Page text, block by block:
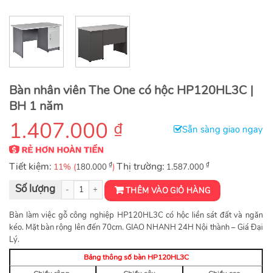
Bàn nhân viên The One có hộc HP120HL3C |
BH 1 năm
1.407.000 ₫ Sẵn sàng giao ngay
Tiết kiệm: 11% (180.000 ₫) Thị trường: 1.587.000 ₫
Bàn nhân viên có hộc HP120HL3C số lượngTHÊM VÀO GIỎ HÀNG
Bàn làm việc gỗ công nghiệp HP120HL3C có hộc liền sát đất và ngăn
kéo. Mặt bàn rộng lên đến 70cm. GIAO NHANH 24H Nội thành – Giá Đại
Lý.
Bảng thông số bàn HP120HL3C